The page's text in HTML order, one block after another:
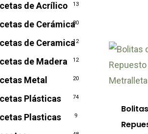
de Acrílico 13
de Cerámica80
de Ceramica12
de Madera 12
Metal 20
Plásticas 74
Plasticas 9
pueden
elegir
en
página
de
Este